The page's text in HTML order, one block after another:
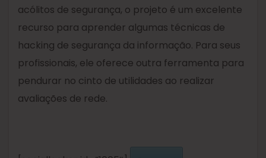
acólitos de segurança, o projeto é um excelente
recurso para aprender algumas técnicas de
hacking de segurança da informação. Para seus
profissionais, ele oferece outra ferramenta para
pendurar no cinto de utilidades ao realizar
avaliações de rede.